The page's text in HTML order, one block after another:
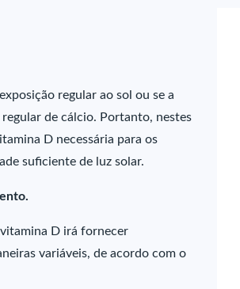
regular ao sol ou se a
de cálcio. Portanto, nestes
D necessária para os
suficiente de luz solar.
D irá fornecer
variáveis, de acordo com o